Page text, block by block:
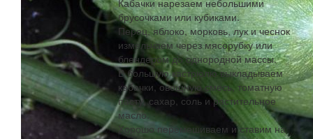
брусочками или кубиками.
Перец, яблоко, морковь, лук и чеснок
измельчаем через мясорубку или
блендером до однородной массы.
В большую кастрюлю выкладываем
кабачки, овощную смесь, томатную
пасту, сахар, соль и растительное
масло.
Хорошо перемешиваем и ставим на